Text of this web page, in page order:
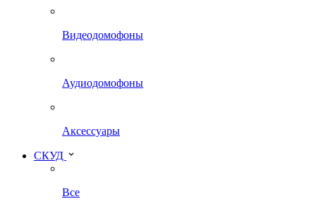
Видеодомофоны
Аудиодомофоны
Аксессуары
СКУД
Все